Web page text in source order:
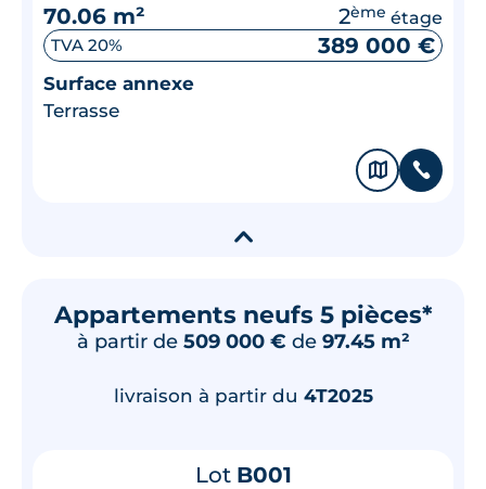
70.06 m²
2ème étage
TVA 20% 389 000 €
Surface annexe
Terrasse
🗞 📞
▾
Appartements neufs 5 pièces*
à partir de 509 000 € de 97.45 m²
livraison à partir du 4T2025
Lot B001